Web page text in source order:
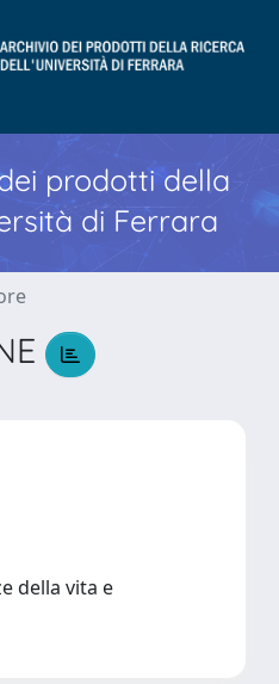
prodotti della
di Ferrara
della vita e